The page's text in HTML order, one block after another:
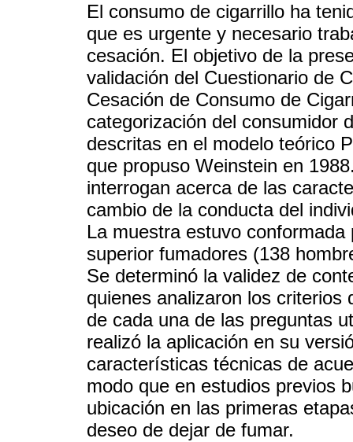
El consumo de cigarrillo ha
que es urgente y necesario
cesación. El objetivo de la
validación del Cuestionario de
Cesación de Consumo de
categorización del consumidor
descritas en el modelo teórico
que propuso Weinstein en
interrogan acerca de las
cambio de la conducta del
La muestra estuvo
superior fumadores (138
Se determinó la validez de
quienes analizaron los criterios
de cada una de las preguntas
realizó la aplicación en su
características técnicas de
modo que en estudios previos
ubicación en las primeras
deseo de dejar de fumar.